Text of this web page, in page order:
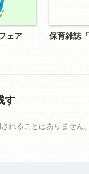
ェア
保育雑誌
す
れることはありません。